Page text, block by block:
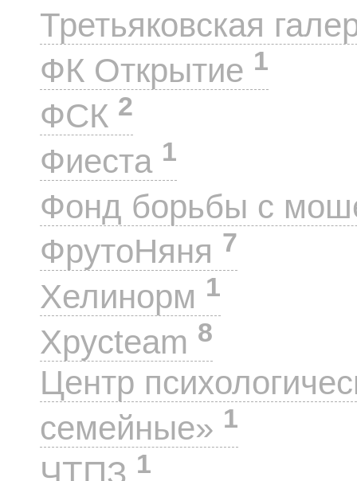
Третьяковская
ФК Открытие 1
ФСК 2
Фиеста 1
Фонд борьбы с
ФрутоНяня 7
Хелинорм 1
Хрусteam 8
Центр
семейные» 1
ЧТПЗ 1